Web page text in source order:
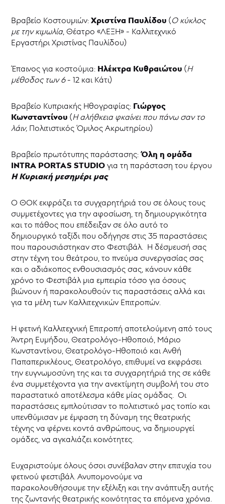
Βραβείο Κοστουμιών:Χριστίνα Παυλίδου (Ο κύκλος
με την κιμωλία , Θέατρο «ΛΕΞΗ» - Καλλιτεχνικό
Εργαστήρι Χριστίνας Παυλίδου)
Έπαινος για κοστούμια: Ηλέκτρα Κυθραιώτου (Η
μέθοδος των 6- 12 και Kάτι)
Βραβείο Κυπριακής Ηθογραφίας: Γιώργος
Κωνσταντίνου (Η αλήθκεια φκαίνει που πάνω σαν το
λάιν, Πολιτιστικός Όμιλος Ακρωτηρίου)
Βραβείο πρωτότυπης παράστασης:Όλη η ομάδα
INTRA PORTAS STUDIO για τη παράσταση του έργου
Η Κυριακή μεσημέρι μας
Ο ΘΟΚ εκφράζει τα συγχαρητήριά του σε όλους τους
συμμετέχοντες για την αφοσίωση, τη δημιουργικότητα
και το πάθος που επέδειξαν σε όλο αυτό το
δημιουργικό ταξίδι που οδήγησε στις 35 παραστάσεις
που παρουσιάστηκαν στο Φεστιβάλ. Η δέσμευσή σας
στην τέχνη του θεάτρου, το πνεύμα συνεργασίας σας
και ο αδιάκοπος ενθουσιασμός σας, κάνουν κάθε
χρόνο το Φεστιβάλ μια εμπειρία τόσο για όσους
βιώνουν ή παρακολουθούν τις παραστάσεις αλλά και
για τα μέλη των Καλλιτεχνικών Επιτροπών.
Η φετινή Καλλιτεχνική Επιτροπή αποτελούμενη από τους
Άντρη Ευμήδου, Θεατρολόγο-Ηθοποιό, Μάριο
Κωνσταντίνου, Θεατρολόγο-Ηθοποιό και Ανθή
Παπαπερικλέους, Θεατρολόγο, επιθυμεί να εκφράσει
την ευγνωμοσύνη της και τα συγχαρητήριά της σε κάθε
ένα συμμετέχοντα για την ανεκτίμητη συμβολή του στο
παραστατικό αποτέλεσμα κάθε μίας ομάδας. Οι
παραστάσεις εμπλούτισαν το πολιτιστικό μας τοπίο και
υπενθύμισαν με έμφαση τη δύναμη της θεατρικής
τέχνης να φέρνει κοντά ανθρώπους, να δημιουργεί
ομάδες, να αγκαλιάζει κοινότητες.
Ευχαριστούμε όλους όσοι συνέβαλαν στην επιτυχία του
φετινού φεστιβάλ. Ανυπομονούμε να
παρακολουθήσουμε την εξέλιξη και την ανάπτυξη αυτής
της ζωντανής θεατρικής κοινότητας τα επόμενα χρόνια.